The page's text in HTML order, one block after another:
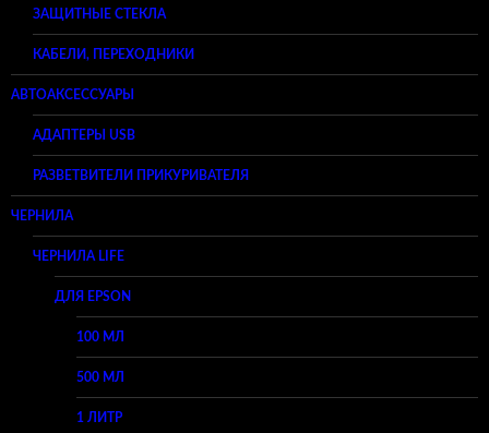
ЗАЩИТНЫЕ СТЕКЛА
КАБЕЛИ, ПЕРЕХОДНИКИ
АВТОАКСЕССУАРЫ
АДАПТЕРЫ USB
РАЗВЕТВИТЕЛИ ПРИКУРИВАТЕЛЯ
ЧЕРНИЛА
ЧЕРНИЛА LIFE
ДЛЯ EPSON
100 МЛ
500 МЛ
1 ЛИТР